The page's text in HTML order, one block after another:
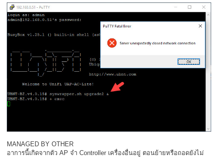
MANAGED BY OTHER
อาการนี้เกิดจากตัว AP จำ Controller เครื่องอื่นอยู่ ตอนย้ายหรือถอดยังไม่